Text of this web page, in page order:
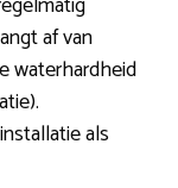
af van
waterhardheid
als